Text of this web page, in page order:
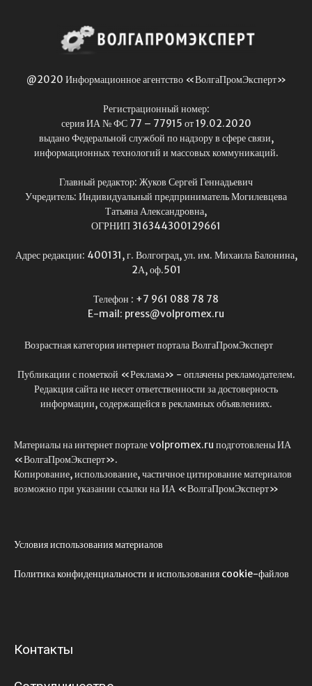
@2020 Информационное агентство «ВолгаПромЭксперт»
Регистрационный номер:
серия ИА № ФС 77 – 77915 от 19.02.2020
выдано Федеральной службой по надзору в сфере связи,
информационных технологий и массовых коммуникаций.
Главный редактор: Жуков Сергей Геннадьевич
Учредитель: Индивидуальный предприниматель Могилевцева
Татьяна Александровна,
ОГРНИП 316344300129661
Адрес редакции: 400131, г. Волгоград, ул. им. Михаила Балонина,
2А, оф.501
Телефон : +7 961 088 78 78
E-mail: press@volpromex.ru
Возрастная категория интернет портала ВолгаПромЭксперт
Публикации с пометкой «Реклама» - оплачены рекламодателем.
Редакция сайта не несет ответственности за достоверность
информации, содержащейся в рекламных объявлениях.
Материалы на интернет портале volpromex.ru подготовлены ИА
«ВолгаПромЭксперт».
Копирование, использование, частичное цитирование материалов
возможно при указании ссылки на ИА «ВолгаПромЭксперт»
Условия использования материалов
Политика конфиденциальности и использования cookie-файлов
Контакты